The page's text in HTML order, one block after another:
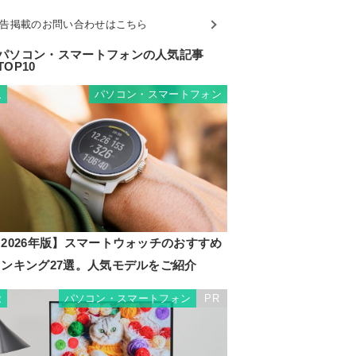
掲載のお問い合わせはこちら
ソコン・スマートフォンの人気記事
パソコン・スマートフォン
年版】スマートウォッチのおすすめ
キング27選。人気モデルをご紹介
パソコン・スマートフォン PR